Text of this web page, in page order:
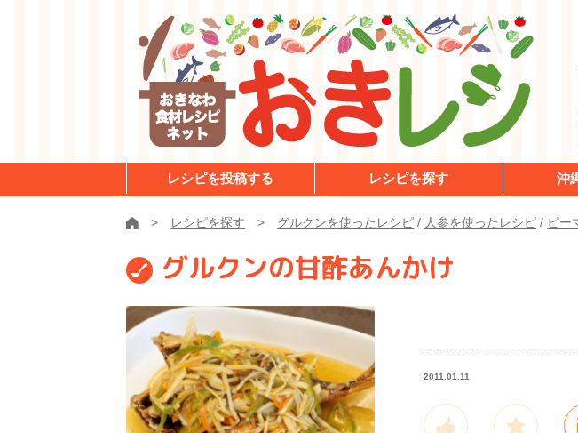
レシピを投稿する レシピを探す 沖
レシピを探す グルクンを使ったレシピ / 人参を使ったレシピ / ピー
グルクンの甘酢あんかけ
2011.01.11